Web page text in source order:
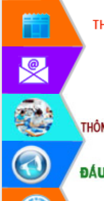
Hội thảo góp ý hồ sơ điều chỉnh quy
hoạch tỉnh Đắk Lắk thời kỳ 2021-2030,
tầm nhìn đến năm 2050
Nâng cao hiệu quả hoạt động của các
doanh nghiệp nhà nước
Hội nghị triển khai kết nối mạng
truyền số liệu chuyên dùng phục vụ cơ
quan Đảng, Nhà nước
Lễ phát động chuỗi hoạt động chung
tay làm sạch môi trường
Xã Ea Kar bước chuyển mình trong
công tác cải cách hành chính mô hình
mới
UBND tỉnh họp báo định kỳ tháng 4
năm 2026
Hội thảo khoa học “Giải pháp thúc đẩy
phát triển nền kinh tế xanh tại tỉnh
Đắk Lắk”